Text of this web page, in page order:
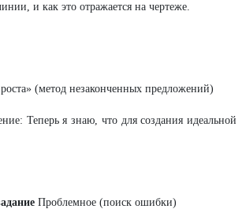
и как это отражается на чертеже.
(метод незаконченных предложений)
Теперь я знаю, что для создания идеальной
Проблемное (поиск ошибки)